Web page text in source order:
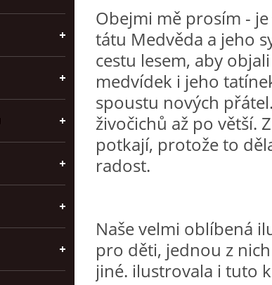
Obejmi mě prosím -
tátu Medvěda a jeho
cestu lesem, aby
medvídek i jeho
spoustu nových
živočichů až po větší.
potkají, protože to
radost.
Naše velmi oblíbená
pro děti, jednou z
jiné. ilustrovala i tuto